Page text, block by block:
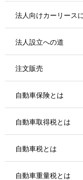
法人向けカーリース
法人設立への道
注文販売
自動車保険とは
自動車取得税とは
自動車税とは
自動車重量税とは